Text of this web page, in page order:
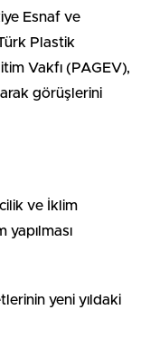
Esnaf ve
Plastik
Vakfı (PAGEV),
görüşlerini
ve İklim
yapılması
yeni yıldaki